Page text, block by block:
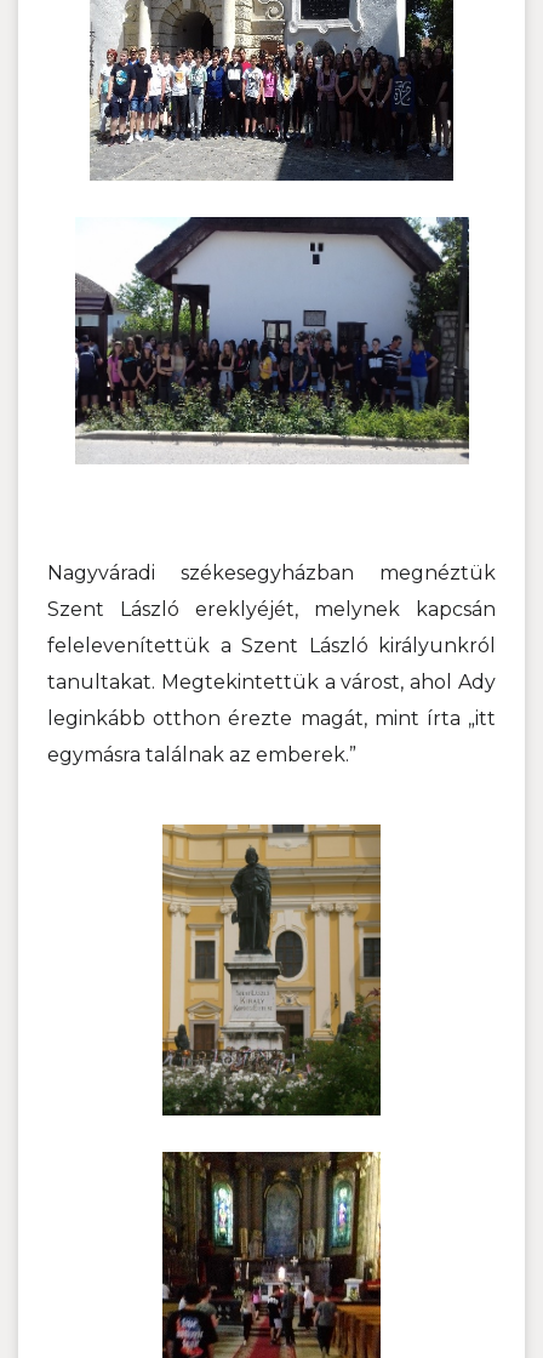
Nagyváradi székesegyházban megnéztük
Szent László ereklyéjét, melynek kapcsán
felelevenítettük a Szent László királyunkról
tanultakat. Megtekintettük a várost, ahol Ady
leginkább otthon érezte magát, mint írta „itt
egymásra találnak az emberek.”